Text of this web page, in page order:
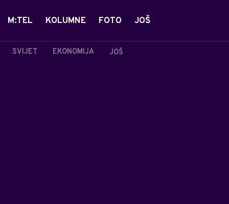
SVIJET EKONOMIJA JOŠ
M:TEL KOLUMNE FOTO JOŠ